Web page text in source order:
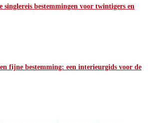
singlereis bestemmingen voor twintigers en
fijne bestemming: een interieurgids voor de